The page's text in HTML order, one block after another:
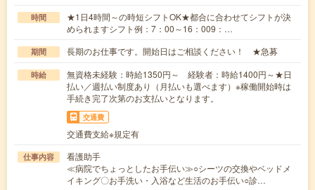
時間
★1日4時間～の時短シフトOK★都合に合わせてシフトが決
められますシフト例：7：00～16：009：…
期間 長期のお仕事です。開始日はご相談ください！ ★急募
時給
無資格未経験：時給1350円～ 経験者：時給1400円～★日
払い／週払い制度あり（月払いも選べます）※稼働開始時は
手続き完了次第のお支払いとなります。
交通費
交通費支給※規定有
仕事内容
看護助手
≪病院でちょっとしたお手伝い≫○シーツの交換やベッドメ
イキング〇お手洗い・入浴など生活のお手伝い○診…